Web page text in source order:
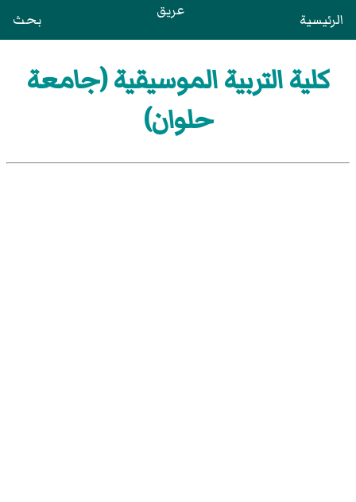
الرئيسية عريق بحث
كلية التربية الموسيقية (جامعة
حلوان)